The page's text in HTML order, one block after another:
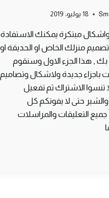
18 يوليو، 2019
مبتكرة يمكنك الاستفادة
منزلك الخاص او الحديقة او
, هذا الجزء الاول وسنقوم
باجزاء جديدة ولاشكال وتصاميم
تنسوا الاشتراك ثم تفعيل
حتى لا يفوتكم كل
جميع التعليقات والمراسلات